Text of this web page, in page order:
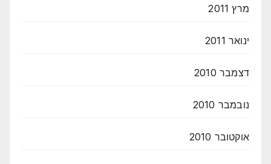
מרץ 2011
ינואר 2011
דצמבר 2010
נובמבר 2010
אוקטובר 2010